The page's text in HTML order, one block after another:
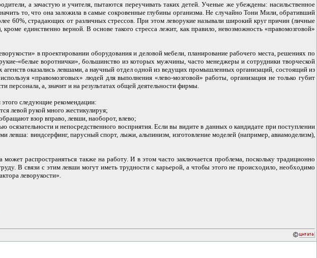
а зачастую и учителя, пытаются переучивать таких детей. Ученые же убеждены: насильственное
то, что она заложила в самые сокровенные глубины организма. Не случайно Тони Мили, обративший
60%, страдающих от различных стрессов. При этом леворукие называли широкий круг причин (личные
единственно верной. В основе такого стресса лежит, как правило, невозможность «правомозговой»
в проектировании оборудования и деловой мебели, планирование рабочего места, решениях по
«белые воротнички», большинство из которых мужчины, часто менеджеры и сотрудники творческой
агенств оказались левшами, а научный отдел одной из ведущих промышленных организаций, состоящий из
«правомозговых» людей для выполнения «лево-мозговой» работы, организация не только губит
персонала, а, значит и на результатах общей деятельности фирмы.
следующие рекомендации:
левой рукой много жестикулируя;
взор вправо, левши, наоборот, влево;
и непосредственного восприятия. Если вы видите в данных о кандидате при поступлении
виндсерфинг, парусный спорт, лыжи, альпинизм, изготовление моделей (например, авиамоделизм),
распространяться также на работу. И в этом часто заключается проблема, поскольку традиционно
В связи с этим левши могут иметь трудности с карьерой, а чтобы этого не происходило, необходимо
леворукости».